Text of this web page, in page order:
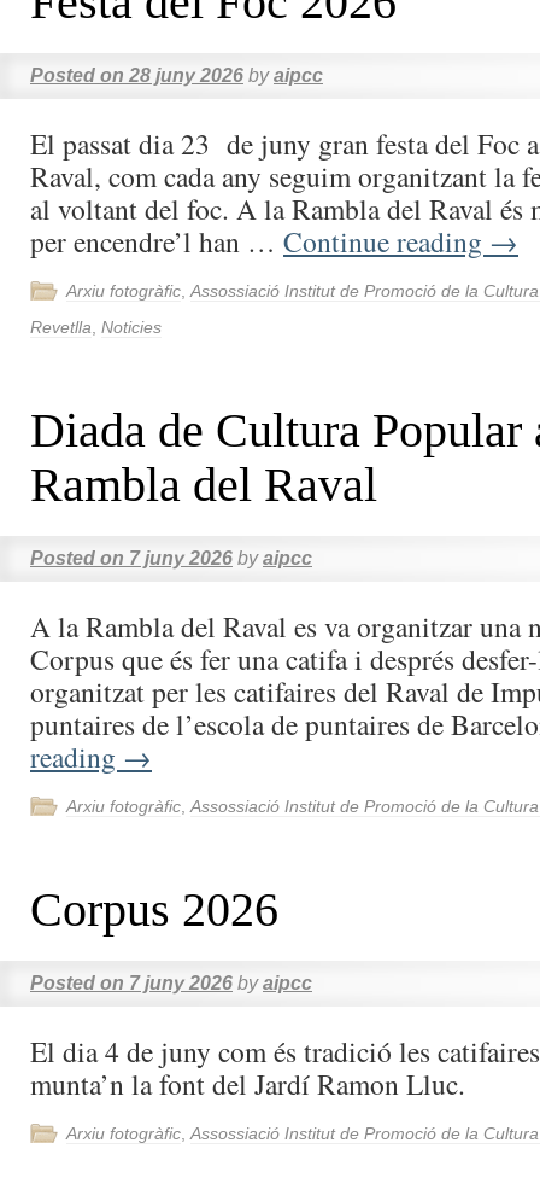
Posted on 28 juny 2026 by aipcc
El passat dia 23 de juny gran festa del Foc
Raval, com cada any seguim organitzant la
al voltant del foc. A la Rambla del Raval és
per encendre’l han … Continue reading →
Arxiu fotogràfic Assossiació Institut de Promoció de la
Revetlla Noticies
Diada de Cultura Popular
Rambla del Raval
Posted on 7 juny 2026 by aipcc
A la Rambla del Raval es va organitzar una
Corpus que és fer una catifa i després
organitzat per les catifaires del Raval de
puntaires de l’escola de puntaires de
reading →
Arxiu fotogràfic Assossiació Institut de Promoció de la
Corpus 2026
Posted on 7 juny 2026 by aipcc
El dia 4 de juny com és tradició les
munta’n la font del Jardí Ramon Lluc.
Arxiu fotogràfic Assossiació Institut de Promoció de la